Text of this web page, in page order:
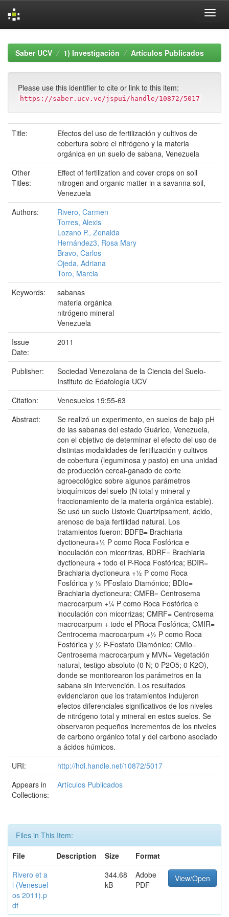
navigationSaber UCV 1) Investigación Artículos Publicados
Please use this identifier to cite or link to this item:
https://saber.ucv.ve/jspui/handle/10872/5017
Title:
Efectos del uso de fertilización y cultivos de
cobertura sobre el nitrógeno y la materia
orgánica en un suelo de sabana, Venezuela
Other
Titles:
Effect of fertilization and cover crops on soil
nitrogen and organic matter in a savanna soil,
Venezuela
Authors:
Rivero, Carmen
Torres, Alexis
Lozano P., Zenaida
Hernández3, Rosa Mary
Bravo, Carlos
Ojeda, Adriana
Toro, Marcia
Keywords:
sabanas
materia orgánica
nitrógeno mineral
Venezuela
Issue
Date:
2011
Publisher:
Sociedad Venezolana de la Ciencia del Suelo-
Instituto de Edafología UCV
Citation:
Venesuelos 19:55-63
Abstract:
Se realizó un experimento, en suelos de bajo pH
de las sabanas del estado Guárico, Venezuela,
con el objetivo de determinar el efecto del uso de
distintas modalidades de fertilización y cultivos
de cobertura (leguminosa y pasto) en una unidad
de producción cereal-ganado de corte
agroecológico sobre algunos parámetros
bioquímicos del suelo (N total y mineral y
fraccionamiento de la materia orgánica estable).
Se usó un suelo Ustoxic Quartzipsament, ácido,
arenoso de baja fertilidad natural. Los
tratamientos fueron: BDFB= Brachiaria
dyctioneura+¼ P como Roca Fosfórica e
inoculación con micorrizas, BDRF= Brachiaria
dyctioneura + todo el P-Roca Fosfórica; BDIR=
Brachiaria dyctioneura +½ P como Roca
Fosfórica y ½ PFosfato Diamónico; BDIo=
Brachiaria dyctioneura; CMFB= Centrosema
macrocarpum +¼ P como Roca Fosfórica e
inoculación con micorrizas; CMRF= Centrosema
macrocarpum + todo el PRoca Fosfórica; CMIR=
Centrocema macrocarpum +½ P como Roca
Fosfórica y ½ P-Fosfato Diamónico; CMIo=
Centrosema macrocarpum y MVN= Vegetación
natural, testigo absoluto (0 N; 0 P2O5; 0 K2O),
donde se monitorearon los parámetros en la
sabana sin intervención. Los resultados
evidenciaron que los tratamientos indujeron
efectos diferenciales significativos de los niveles
de nitrógeno total y mineral en estos suelos. Se
observaron pequeños incrementos de los niveles
de carbono orgánico total y del carbono asociado
a ácidos húmicos.
URI:
http://hdl.handle.net/10872/5017
Appears in
Collections:
Artículos Publicados
Files in This Item:
File
Description Size
Format
Rivero et a
l (Venesuel
os 2011).p
df
344.68
kB
Adobe
PDF
View/Open